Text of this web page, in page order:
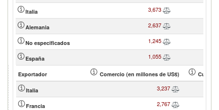
Italia 3,673
Alemania 2,637
No especificados 1,245
España 1,055
Exportador Comercio (en millones de US$) Cuota
Italia 3,237
Francia 2,767